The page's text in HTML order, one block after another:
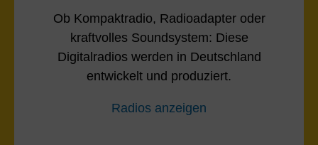
Ob Kompaktradio, Radioadapter oder
kraftvolles Soundsystem: Diese
Digitalradios werden in Deutschland
entwickelt und produziert.
Radios anzeigen